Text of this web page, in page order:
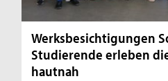
Werksbesichtigungen
Studierende erleben
hautnah